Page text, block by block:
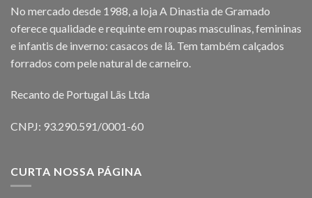
No mercado desde 1988, a loja A Dinastia de Gramado
oferece qualidade e requinte em roupas masculinas, femininas
e infantis de inverno: casacos de lã. Tem também calçados
forrados com pele natural de carneiro.
Recanto de Portugal Lãs Ltda
CNPJ: 93.290.591/0001-60
CURTA NOSSA PÁGINA